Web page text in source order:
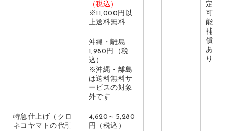
（税込）
※11,000円以
上送料無料
定
可
能
補
償
あ
り
沖縄・離島
1,980円（税
込）
※沖縄・離島
は送料無料サ
ービスの対象
外です
特急仕上げ（クロ
ネコヤマトの代引
4,620～5,280
円（税込）